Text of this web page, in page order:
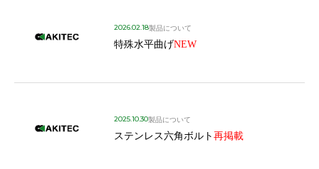
2026.02.18製品について
特殊水平曲げNEW
2025.10.30製品について
ステンレス六角ボルト 再掲載